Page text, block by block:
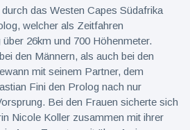
das Westen Capes Südafrika
welcher als Zeitfahren
26km und 700 Höhenmeter.
den Männern, als auch bei den
mit seinem Partner, dem
Fini den Prolog nach nur
Bei den Frauen sicherte sich
Nicole Koller zusammen mit ihrer